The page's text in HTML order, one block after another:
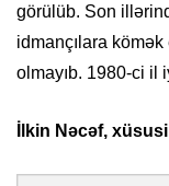
görülüb. Son
idmançılara kömək
olmayıb. 1980-ci il
İlkin Nəcəf,